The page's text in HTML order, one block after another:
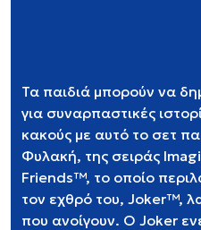
​Τα παιδιά μπορούν να
για συναρπαστικές
κακούς με αυτό το σετ
Φυλακή, της σειράς
Friends™, το οποίο
τον εχθρό του, Joker™,
που ανοίγουν. O Joker